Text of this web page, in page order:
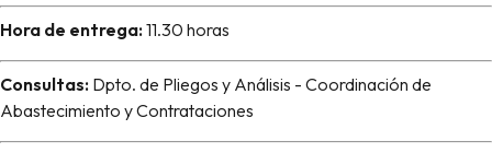
Hora de entrega:11.30 horas
Consultas: Dpto. de Pliegos y Análisis - Coordinación de
Abastecimiento y Contrataciones